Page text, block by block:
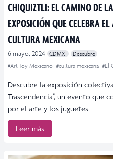
CHIQUIZTLI: EL CAMINO DE
EXPOSICIÓN QUE CELEBRA
CULTURA MEXICANA
6 mayo, 2024 CDMX
Descubre
#Art Toy Mexicano #cultura mexicana #El
Descubre la exposición
Trascendencia”, un evento que
por el arte y los juguetes
Leer más